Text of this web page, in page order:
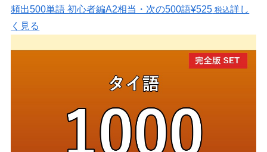
頻出500単語 初心者編A2相当・次の500語¥525 税込詳し
く見る